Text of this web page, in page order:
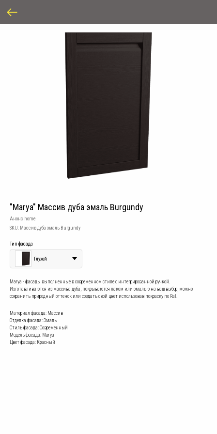
"Marya" Массив дуба эмаль Burgundy
Анонс home
SKU: Массив дуба эмаль Burgundy
Тип фасада
Глухой
Marya - фасады выполненные в современном стиле с интегрированной ручкой.
Изготавливаются из массива дуба, покрываются лаком или эмалью на ваш выбор, можно
сохранить природный оттенок или создать свой цвет использовав покраску по Ral.
Материал фасада: Массив
Отделка фасада: Эмаль
Стиль фасада: Современный
Модель фасада: Marya
Цвет фасада: Красный